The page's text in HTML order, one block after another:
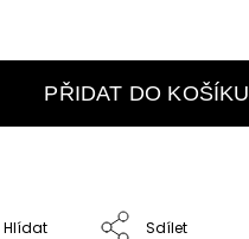
PŘIDAT DO KOŠÍKU
Hlídat Sdílet